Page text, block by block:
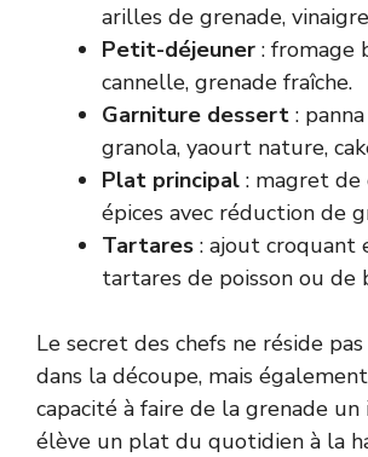
arilles de grenade,
Petit-déjeuner : fromage
cannelle, grenade fraîche.
Garniture dessert :
granola, yaourt nature,
Plat principal : magret de
épices avec réduction de
Tartares : ajout croquant
tartares de poisson ou de
Le secret des chefs ne réside
dans la découpe, mais
capacité à faire de la grenade
élève un plat du quotidien à la